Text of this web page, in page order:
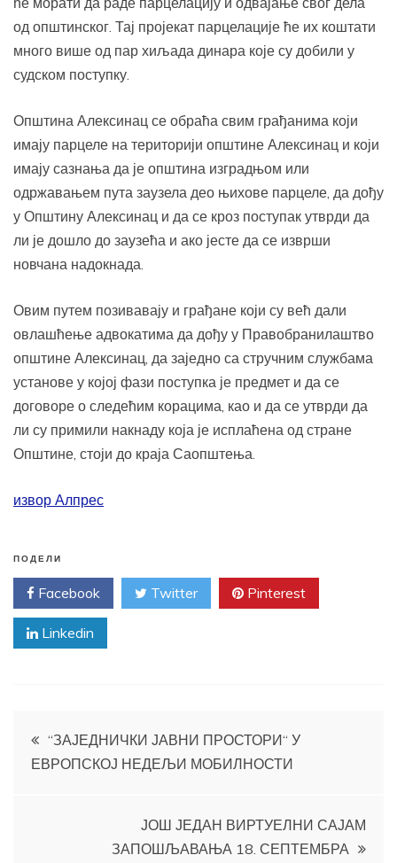
од општинског. Тај пројекат парцелације ће их коштати
много више од пар хиљада динара које су добили у
судском поступку.
Општина Алексинац се обраћа свим грађанима који
имају парцеле на територији општине Алексинац и који
имају сазнања да је општина изградњом или
одржавањем пута заузела део њихове парцеле, да дођу
у Општину Алексинац и да се кроз поступак утврди да
ли је дошло до заузећа и ако јесте да се изврши
новчана надокнада.
Овим путем позивавају и грађане који су већ дали
овлашћење адвокатима да дођу у Правобранилаштво
општине Алексинац, да заједно са стручним службама
установе у којој фази поступка је предмет и да се
договоре о следећим корацима, као и да се утврди да
ли су примили накнаду која је исплаћена од стране
Општине, стоји до краја Саопштења.
извор Алпрес
ПОДЕЛИ
Facebook Twitter Pinterest
Linkedin
Кретање
чланка
“ЗАЈЕДНИЧКИ ЈАВНИ ПРОСТОРИ“ У
ЕВРОПСКОЈ НЕДЕЉИ МОБИЛНОСТИ
ЈОШ ЈЕДАН ВИРТУЕЛНИ САЈАМ
ЗАПОШЉАВАЊА 18. СЕПТЕМБРА